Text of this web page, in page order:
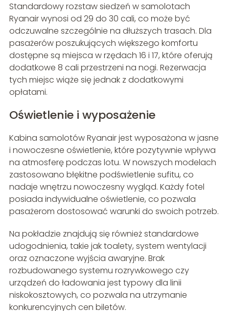
Standardowy rozstaw siedzeń w samolotach
Ryanair wynosi od 29 do 30 cali, co może być
odczuwalne szczególnie na dłuższych trasach. Dla
pasażerów poszukujących większego komfortu
dostępne są miejsca w rzędach 16 i 17, które oferują
dodatkowe 8 cali przestrzeni na nogi. Rezerwacja
tych miejsc wiąże się jednak z dodatkowymi
opłatami.
Oświetlenie i wyposażenie
Kabina samolotów Ryanair jest wyposażona w jasne
i nowoczesne oświetlenie, które pozytywnie wpływa
na atmosferę podczas lotu. W nowszych modelach
zastosowano błękitne podświetlenie sufitu, co
nadaje wnętrzu nowoczesny wygląd. Każdy fotel
posiada indywidualne oświetlenie, co pozwala
pasażerom dostosować warunki do swoich potrzeb.
Na pokładzie znajdują się również standardowe
udogodnienia, takie jak toalety, system wentylacji
oraz oznaczone wyjścia awaryjne. Brak
rozbudowanego systemu rozrywkowego czy
urządzeń do ładowania jest typowy dla linii
niskokosztowych, co pozwala na utrzymanie
konkurencyjnych cen biletów.